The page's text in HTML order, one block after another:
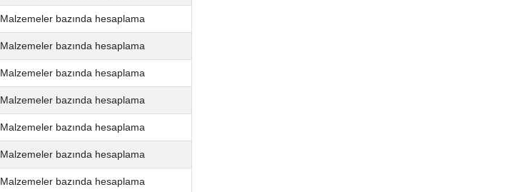
Malzemeler bazında hesaplama
Malzemeler bazında hesaplama
Malzemeler bazında hesaplama
Malzemeler bazında hesaplama
Malzemeler bazında hesaplama
Malzemeler bazında hesaplama
Malzemeler bazında hesaplama